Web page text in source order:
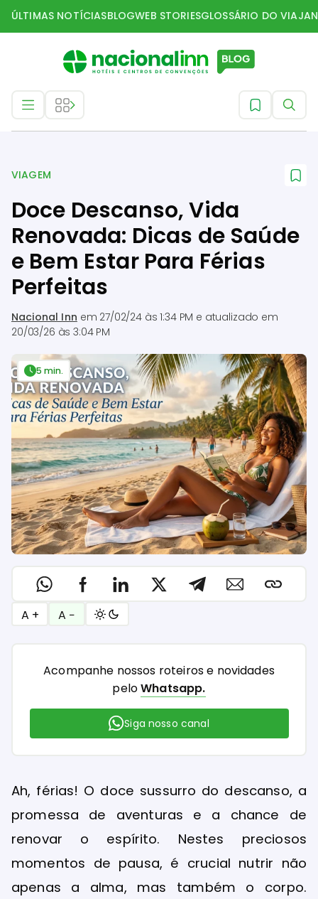
ÚLTIMAS NOTÍCIASBLOGWEB STORIESGLOSSÁRIO DO
VIAGEM
Doce Descanso, Vida
Renovada: Dicas de Saúde
e Bem Estar Para Férias
Perfeitas
Nacional Inn em 27/02/24 às 1:34 PM e atualizado em
20/03/26 às 3:04 PM
5 min.
A + A −
Acompanhe nossos roteiros e novidades
peloWhatsapp.
Siga nosso canal
Ah, férias! O doce sussurro do descanso, a
promessa de aventuras e a chance de
renovar o espírito. Nestes preciosos
momentos de pausa, é crucial nutrir não
apenas a alma, mas também o corpo.